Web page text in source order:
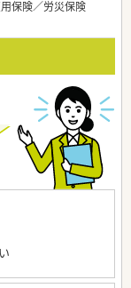
保険／労災保険